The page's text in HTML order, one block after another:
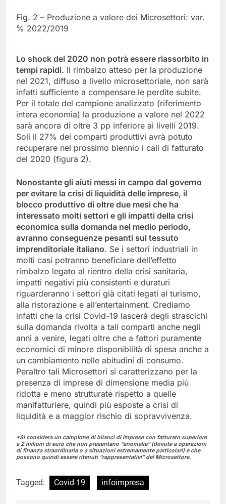
Fig. 2 – Produzione a valore dei Microsettori: var.
% 2022/2019
Lo shock del 2020 non potrà essere riassorbito in
tempi rapidi. Il rimbalzo atteso per la produzione
nel 2021, diffuso a livello microsettoriale, non sarà
infatti sufficiente a compensare le perdite subite.
Per il totale del campione analizzato (riferimento
intera economia) la produzione a valore nel 2022
sarà ancora di oltre 3 pp inferiore ai livelli 2019.
Soli il 27% dei comparti produttivi avrà potuto
recuperare nel prossimo biennio i cali di fatturato
del 2020 (figura 2).
Nonostante gli aiuti messi in campo dal governo
per evitare la crisi di liquidità delle imprese, il
blocco produttivo di oltre due mesi che ha
interessato molti settori e gli impatti della crisi
economica sulla domanda nel medio periodo,
avranno conseguenze pesanti sul tessuto
imprenditoriale italiano. Se i settori industriali in
molti casi potranno beneficiare dell’effetto
rimbalzo legato al rientro della crisi sanitaria,
impatti negativi più consistenti e duraturi
riguarderanno i settori già citati legati al turismo,
alla ristorazione e all’entertainment. Crediamo
infatti che la crisi Covid-19 lascerà degli strascichi
sulla domanda rivolta a tali comparti anche negli
anni a venire, legati oltre che a fattori puramente
economici di minore disponibilità di spesa anche a
un cambiamento nelle abitudini di consumo.
Peraltro tali Microsettori si caratterizzano per la
presenza di imprese di dimensione media più
ridotta e meno strutturate rispetto a quelle
manifatturiere, quindi più esposte a crisi di
liquidità e a maggior rischio di sopravvivenza.
*Si considera un campione di bilanci di imprese con fatturato superiore
a 2 milioni di euro che non presentano “anomalie” (dovute a operazioni
di finanza straordinaria o a situazioni estremamente particolari) e che
possono quindi essere ritenuti “rappresentativi” del Microsettore.
Tagged: Covid-19 infoimpresa